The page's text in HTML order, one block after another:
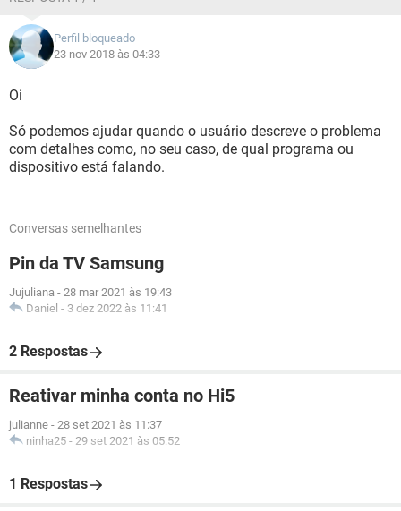
Perfil bloqueado
23 nov 2018 às 04:33
Oi
Só podemos ajudar quando o usuário descreve o problema
com detalhes como, no seu caso, de qual programa ou
dispositivo está falando.
Conversas semelhantes
Pin da TV Samsung
Jujuliana - 28 mar 2021 às 19:43
Daniel - 3 dez 2022 às 11:41
2 Respostas
Reativar minha conta no Hi5
julianne - 28 set 2021 às 11:37
ninha25 - 29 set 2021 às 05:52
1 Respostas